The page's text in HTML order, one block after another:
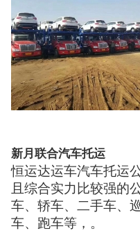
新月联合汽车托运
恒运达运车汽车托运
且综合实力比较强的
车、轿车、二手车、
车、跑车等，。